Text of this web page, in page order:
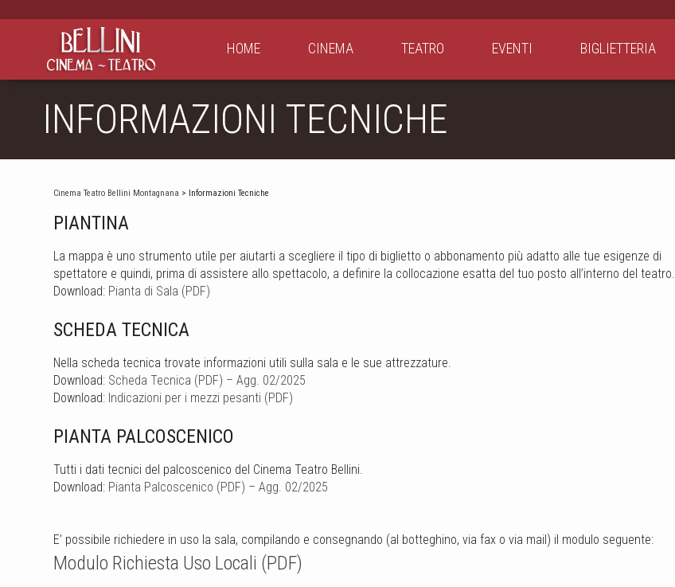
HOME CINEMA TEATRO EVENTI BIGLIETTERIA
INFORMAZIONI TECNICHE
Cinema Teatro Bellini Montagnana > Informazioni Tecniche
PIANTINA
La mappa è uno strumento utile per aiutarti a scegliere il tipo di biglietto o abbonamento più adatto alle tue esigenze di
spettatore e quindi, prima di assistere allo spettacolo, a definire la collocazione esatta del tuo posto all’interno del teatro.
Download: Pianta di Sala (PDF)
SCHEDA TECNICA
Nella scheda tecnica trovate informazioni utili sulla sala e le sue attrezzature.
Download: Scheda Tecnica (PDF) – Agg. 02/2025
Download: Indicazioni per i mezzi pesanti (PDF)
PIANTA PALCOSCENICO
Tutti i dati tecnici del palcoscenico del Cinema Teatro Bellini.
Download: Pianta Palcoscenico (PDF) – Agg. 02/2025
E’ possibile richiedere in uso la sala, compilando e consegnando (al botteghino, via fax o via mail) il modulo seguente:
Modulo Richiesta Uso Locali (PDF)